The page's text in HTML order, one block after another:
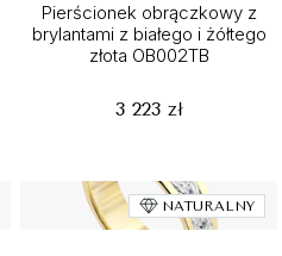
Pierścionek obrączkowy z
brylantami z białego i żółtego
złota OB002TB
3 223 zł
NATURALNY